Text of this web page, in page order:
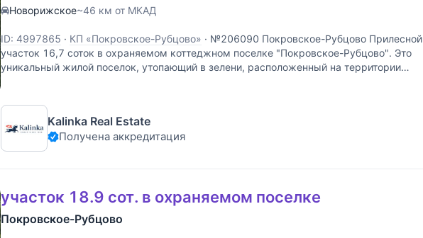
Новорижское~46 км от МКАД
ID: 4997865 · КП «Покровское-Рубцово» · №206090 Покровское-Рубцово Прилесной
участок 16,7 соток в охраняемом коттеджном поселке "Покровское-Рубцово". Это
уникальный жилой поселок, утопающий в зелени, расположенный на территории
Kalinka Real Estate
Получена аккредитация
участок 18.9 сот. в охраняемом поселке
Покровское-Рубцово